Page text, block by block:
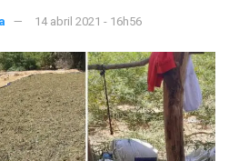
14 abril 2021 - 16h56